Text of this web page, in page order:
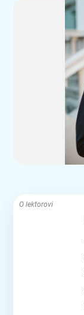
O lektorovi